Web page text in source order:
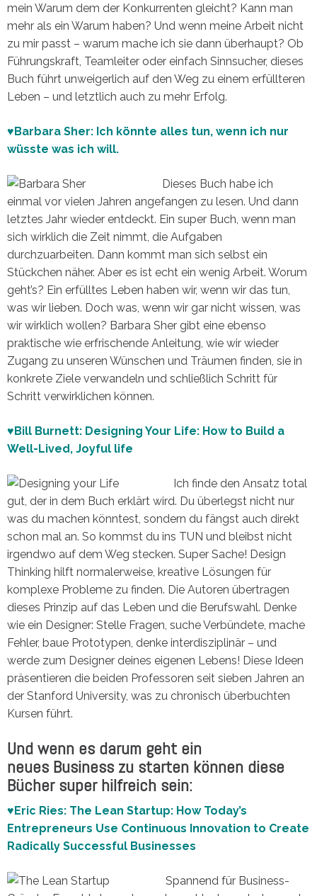
mein Warum dem der Konkurrenten gleicht? Kann man
mehr als ein Warum haben? Und wenn meine Arbeit nicht
zu mir passt – warum mache ich sie dann überhaupt? Ob
Führungskraft, Teamleiter oder einfach Sinnsucher, dieses
Buch führt unweigerlich auf den Weg zu einem erfüllteren
Leben – und letztlich auch zu mehr Erfolg.
♥Barbara Sher: Ich könnte alles tun, wenn ich nur
wüsste was ich will.
Dieses Buch habe ich
einmal vor vielen Jahren angefangen zu lesen. Und dann
letztes Jahr wieder entdeckt. Ein super Buch, wenn man
sich wirklich die Zeit nimmt, die Aufgaben
durchzuarbeiten. Dann kommt man sich selbst ein
Stückchen näher. Aber es ist echt ein wenig Arbeit. Worum
geht’s? Ein erfülltes Leben haben wir, wenn wir das tun,
was wir lieben. Doch was, wenn wir gar nicht wissen, was
wir wirklich wollen? Barbara Sher gibt eine ebenso
praktische wie erfrischende Anleitung, wie wir wieder
Zugang zu unseren Wünschen und Träumen finden, sie in
konkrete Ziele verwandeln und schließlich Schritt für
Schritt verwirklichen können.
♥Bill Burnett: Designing Your Life: How to Build a
Well-Lived, Joyful life
Ich finde den Ansatz total
gut, der in dem Buch erklärt wird. Du überlegst nicht nur
was du machen könntest, sondern du fängst auch direkt
schon mal an. So kommst du ins TUN und bleibst nicht
irgendwo auf dem Weg stecken. Super Sache! Design
Thinking hilft normalerweise, kreative Lösungen für
komplexe Probleme zu finden. Die Autoren übertragen
dieses Prinzip auf das Leben und die Berufswahl. Denke
wie ein Designer: Stelle Fragen, suche Verbündete, mache
Fehler, baue Prototypen, denke interdisziplinär – und
werde zum Designer deines eigenen Lebens! Diese Ideen
präsentieren die beiden Professoren seit sieben Jahren an
der Stanford University, was zu chronisch überbuchten
Kursen führt.
Und wenn es darum geht ein
neues Business zu starten können diese
Bücher super hilfreich sein:
♥Eric Ries: The Lean Startup: How Today’s
Entrepreneurs Use Continuous Innovation to Create
Radically Successful Businesses
Spannend für Business-